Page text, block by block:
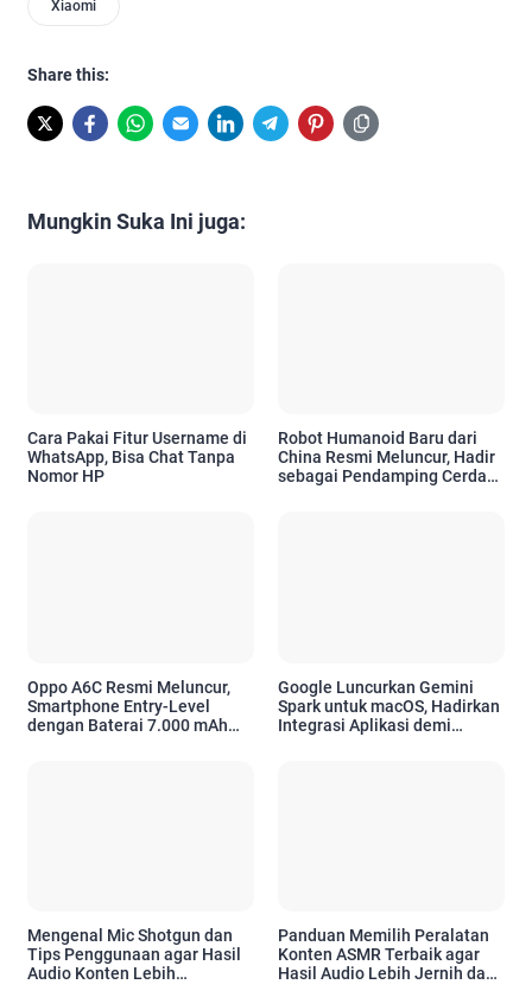
Xiaomi
Share this:
Mungkin Suka Ini juga:
Cara Pakai Fitur Username di
WhatsApp, Bisa Chat Tanpa
Nomor HP
Robot Humanoid Baru dari
China Resmi Meluncur, Hadir
sebagai Pendamping Cerdas
Oppo A6C Resmi Meluncur,
Smartphone Entry-Level
dengan Baterai 7.000 mAh
Google Luncurkan Gemini
Spark untuk macOS, Hadirkan
Integrasi Aplikasi demi
Mengenal Mic Shotgun dan
Tips Penggunaan agar Hasil
Audio Konten Lebih
Panduan Memilih Peralatan
Konten ASMR Terbaik agar
Hasil Audio Lebih Jernih dan